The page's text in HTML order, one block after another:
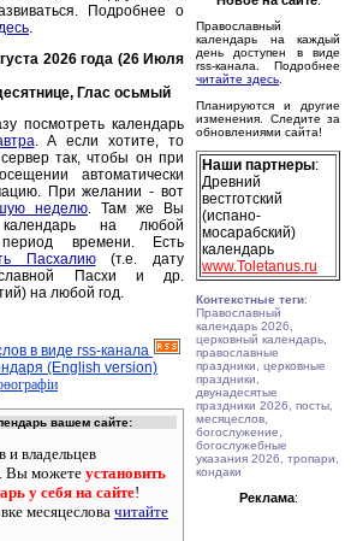
Подробнее о
.
2026 года (26 Июля
Глас осьмый
посмотреть календарь
. А если хотите, то
так, чтобы он при
автоматически
При желании - вот
неделю. Там же Вы
на любой
времени. Есть
Пасхалию(т.е. дату
Пасхи и др.
на любой год.
в виде rss-канала
(English version)
вашем сайте:
и владельцев
Вы можете установить
у себя на сайте!
месяцеслова читайте
Православный
календарь на каждый
день доступен в виде
rss-канала. Подробнее
читайте здесь
Планируются и другие
изменения. Следите за
обновлениями сайта!
Наши партнеры:
Древний
вестготский
(испано-
мосарабский)
календарь
www.Toletanus.ru
Контекстные теги:
Православный
календарь 2026,
церковный календарь,
православные
праздники, церковные
праздники,
двунадесятые
праздники 2026, посты,
месяцеслов,
богослужение,
богослужебные
указания 2026, тропари,
кондаки
Реклама: